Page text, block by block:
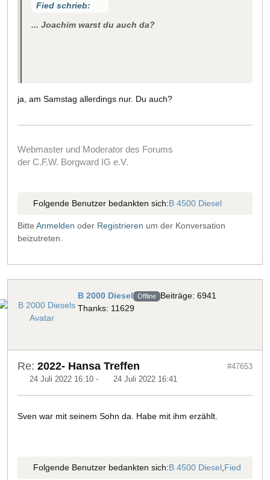
Fied schrieb:
... Joachim warst du auch da?
ja, am Samstag allerdings nur. Du auch?
Webmaster und Moderator des Forums
der C.F.W. Borgward IG e.V.
Folgende Benutzer bedankten sich:B 4500 Diesel
Bitte Anmelden oder Registrieren um der Konversation
beizutreten.
B 2000 Diesel Offline Beiträge: 6941
Thanks: 11629
Re: 2022- Hansa Treffen
24 Juli 2022 16:10 - 24 Juli 2022 16:41
#47653
Sven war mit seinem Sohn da. Habe mit ihm erzählt.
Folgende Benutzer bedankten sich:B 4500 Diesel,Fied